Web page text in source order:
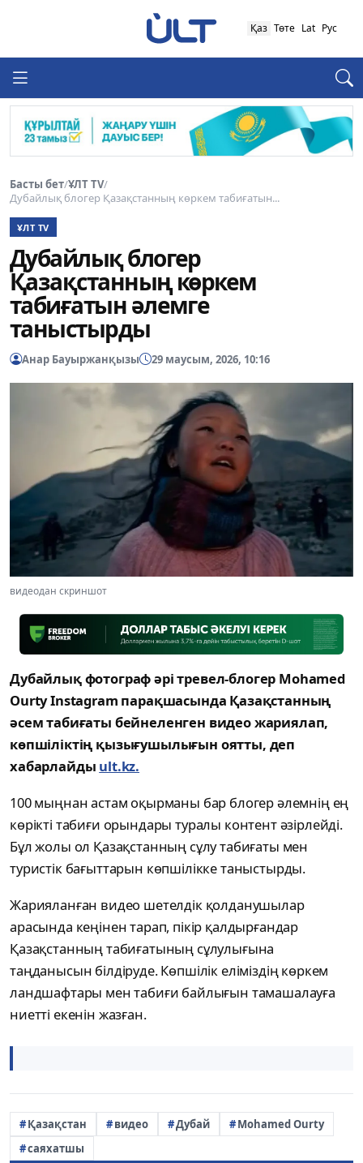
Қаз Төте Lat Рус
Басты бет/ҰЛТ TV/
Дубайлық блогер Қазақстанның көркем табиғатын...
ҰЛТ TV
Дубайлық блогер
Қазақстанның көркем
табиғатын әлемге
таныстырды
Анар Бауыржанқызы 29 маусым, 2026, 10:16
видеодан скриншот
Дубайлық фотограф әрі тревел-блогер Mohamed
Ourty Instagram парақшасында Қазақстанның
әсем табиғаты бейнеленген видео жариялап,
көпшіліктің қызығушылығын оятты, деп
хабарлайды ult.kz.
100 мыңнан астам оқырманы бар блогер әлемнің ең
көрікті табиғи орындары туралы контент әзірлейді.
Бұл жолы ол Қазақстанның сұлу табиғаты мен
туристік бағыттарын көпшілікке таныстырды.
Жарияланған видео шетелдік қолданушылар
арасында кеңінен тарап, пікір қалдырғандар
Қазақстанның табиғатының сұлулығына
таңданысын білдіруде. Көпшілік еліміздің көркем
ландшафтары мен табиғи байлығын тамашалауға
ниетті екенін жазған.
Қазақстан видео Дубай
Mohamed Ourty
саяхатшы